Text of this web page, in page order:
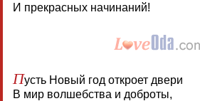
И прекрасных начинаний!
Пусть Новый год откроет двери
В мир волшебства и доброты,